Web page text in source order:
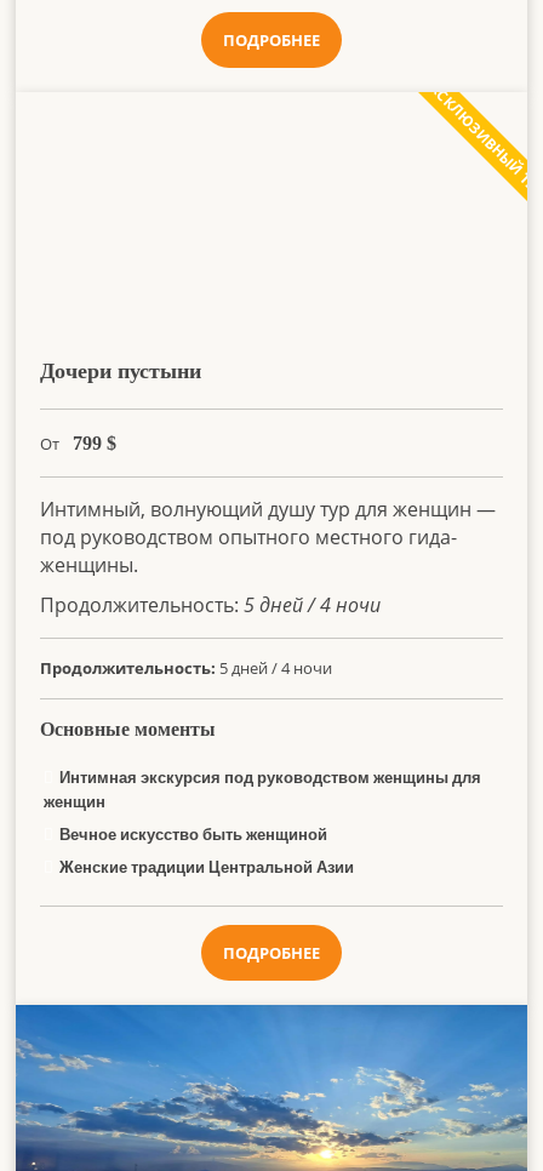
ПОДРОБНЕЕ
Дочери пустыни
От 799 $
Интимный, волнующий душу тур для женщин —
под руководством опытного местного гида-
женщины.
Продолжительность:5 дней / 4 ночи
Продолжительность: 5 дней / 4 ночи
Основные моменты
Интимная экскурсия под руководством женщины для
женщин
Вечное искусство быть женщиной
Женские традиции Центральной Азии
ПОДРОБНЕЕ